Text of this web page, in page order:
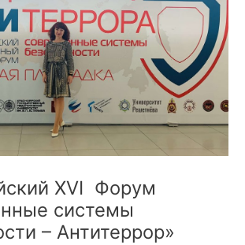
XVI Форум
системы
– Антитеррор»